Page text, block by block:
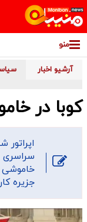
منو
آرشیو اخبار
کوبا در
سراسری
جزیره